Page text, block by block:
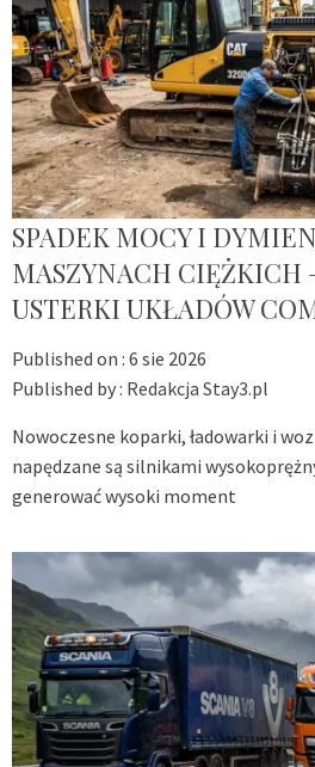
SPADEK MOCY I
MASZYNACH CIĘŻKICH
USTERKI UKŁADÓW
Published on : 6 sie 2026
Published by : Redakcja Stay3.pl
Nowoczesne koparki, ładowarki i
napędzane są silnikami
generować wysoki moment